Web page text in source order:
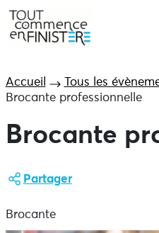
Accueil
Tous les
Brocante professionnelle
Brocante
Partager
Brocante